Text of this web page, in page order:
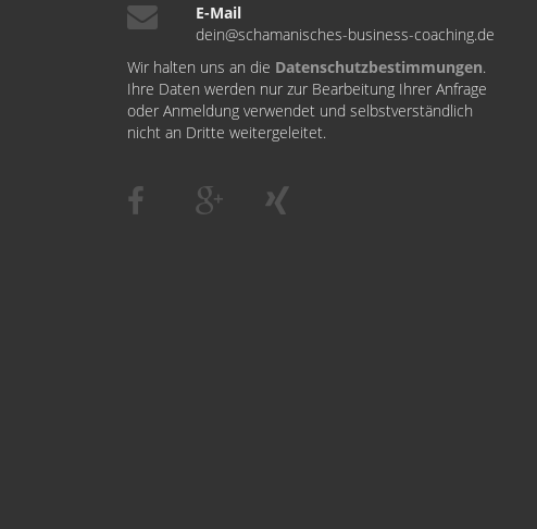
E-Mail
dein@schamanisches-business-coaching.de
Wir halten uns an die Datenschutzbestimmungen.
Ihre Daten werden nur zur Bearbeitung Ihrer Anfrage
oder Anmeldung verwendet und selbstverständlich
nicht an Dritte weitergeleitet.